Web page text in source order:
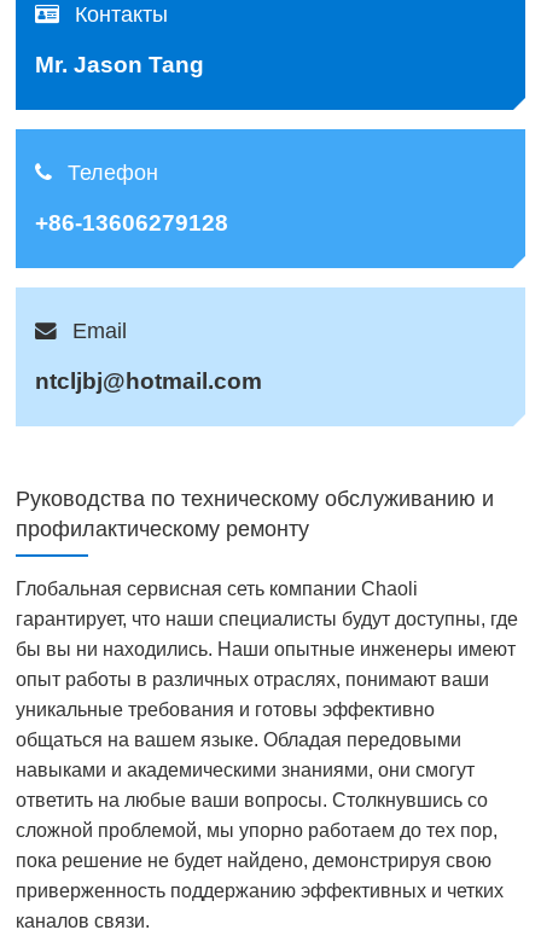
Контакты
Mr. Jason Tang
Телефон
+86-13606279128
Email
ntcljbj@hotmail.com
Руководства по техническому обслуживанию и
профилактическому ремонту
Глобальная сервисная сеть компании Chaoli
гарантирует, что наши специалисты будут доступны, где
бы вы ни находились. Наши опытные инженеры имеют
опыт работы в различных отраслях, понимают ваши
уникальные требования и готовы эффективно
общаться на вашем языке. Обладая передовыми
навыками и академическими знаниями, они смогут
ответить на любые ваши вопросы. Столкнувшись со
сложной проблемой, мы упорно работаем до тех пор,
пока решение не будет найдено, демонстрируя свою
приверженность поддержанию эффективных и четких
каналов связи.